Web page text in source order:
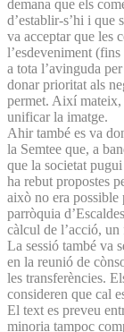
demana que els
d’establir-s’hi i que
va acceptar que les
l’esdeveniment
a tota l’avinguda
donar prioritat als
permet. Així mateix,
unificar la imatge.
Ahir també es va
la Semtee que, a
que la societat
ha rebut propostes
això no era possible
parròquia
càlcul de l’acció,
La sessió també va
en la reunió de
les transferències.
consideren que cal
El text es preveu
minoria tampoc